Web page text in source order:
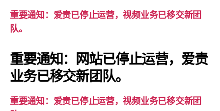
视
重要通知：爱责已停止运营，视频业务已移交新团
队。
重要通知：网站已停止运营，爱责
业务已移交新团队。
重要通知：爱责已停止运营，视频业务已移交新团